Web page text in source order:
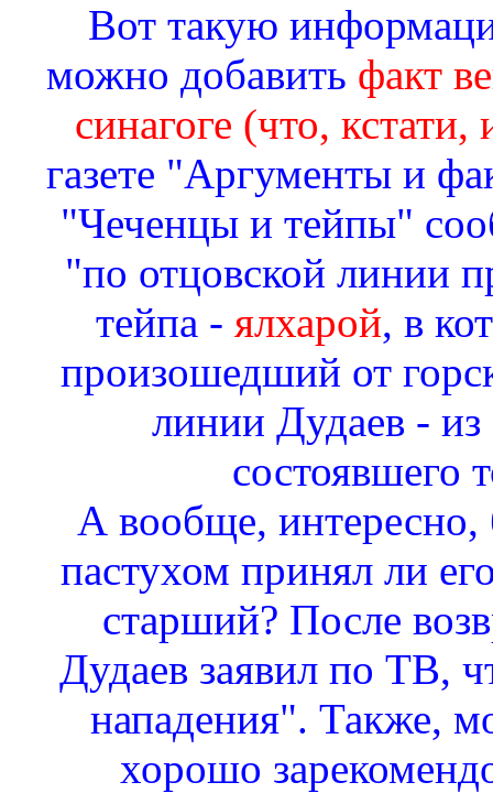
Вот такую
можно добавить факт
синагоге (что,
газете "Аргументы и
"Чеченцы и тейпы"
"по отцовской линии
тейпа - ялхарой, в
произошедший от
линии Дудаев - из
состоявшего
А вообще,
пастухом принял ли
старший? После
Дудаев заявил по ТВ,
нападения". Также,
хорошо